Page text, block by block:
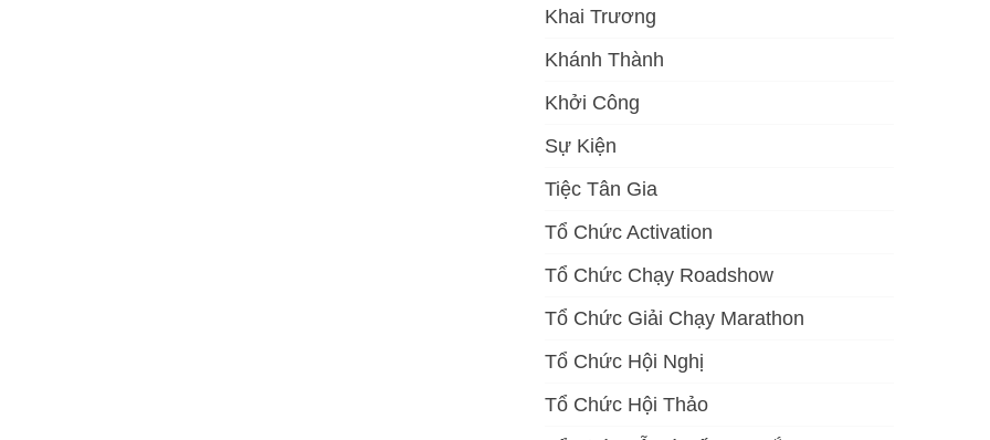
Khai Trương
Khánh Thành
Khởi Công
Sự Kiện
Tiệc Tân Gia
Tổ Chức Activation
Tổ Chức Chạy Roadshow
Tổ Chức Giải Chạy Marathon
Tổ Chức Hội Nghị
Tổ Chức Hội Thảo